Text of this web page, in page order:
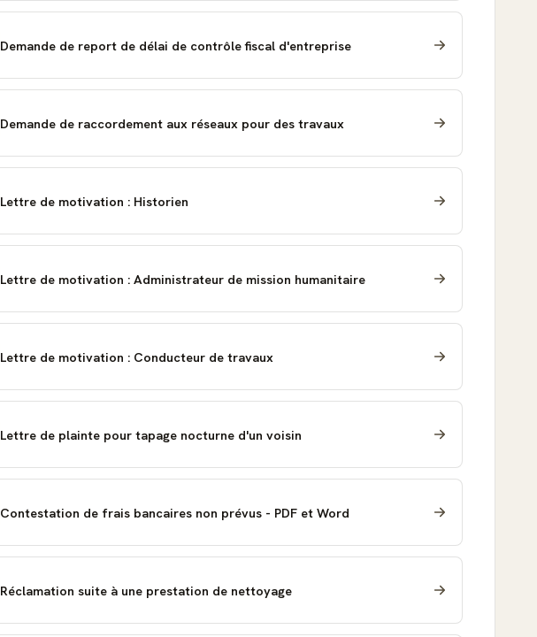
Demande de report de délai de contrôle fiscal d'entreprise
Demande de raccordement aux réseaux pour des travaux
Lettre de motivation : Historien
Lettre de motivation : Administrateur de mission humanitaire
Lettre de motivation : Conducteur de travaux
Lettre de plainte pour tapage nocturne d'un voisin
Contestation de frais bancaires non prévus - PDF et Word
Réclamation suite à une prestation de nettoyage